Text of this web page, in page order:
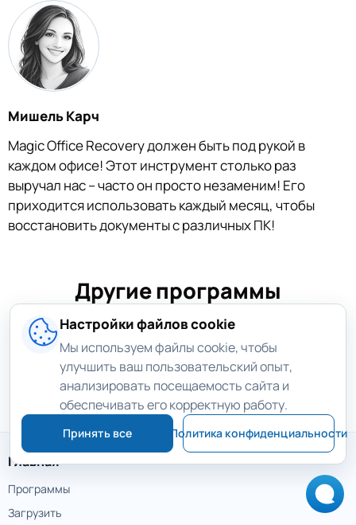
Мишель Карч
Magic Office Recovery должен быть под рукой в
каждом офисе! Этот инструмент столько раз
выручал нас – часто он просто незаменим! Его
приходится использовать каждый месяц, чтобы
восстановить документы с различных ПК!
Другие программы
восстановления
Выберите специализированную программу для
разделов, удалённых файлов, фотографий,
документов, данных браузера и других задач.
Главная
Программы
Загрузить
Настройки файлов cookie
Мы используем файлы cookie, чтобы
улучшить ваш пользовательский опыт,
анализировать посещаемость сайта и
обеспечивать его корректную работу.
Принять все Политика конфиденциальности